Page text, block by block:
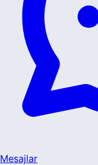
Mesajlar